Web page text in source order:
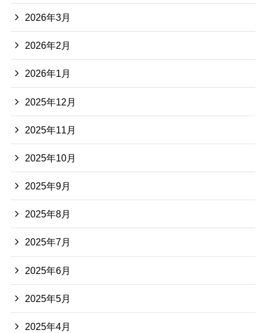
2026年3月
2026年2月
2026年1月
2025年12月
2025年11月
2025年10月
2025年9月
2025年8月
2025年7月
2025年6月
2025年5月
2025年4月